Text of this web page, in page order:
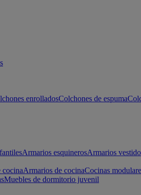
enrolladosColchones de espuma
Armarios esquinerosArmarios
cocinaArmarios de cocinaCocinas
Muebles de dormitorio juvenil